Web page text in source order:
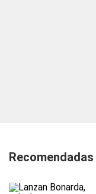
Recomendadas